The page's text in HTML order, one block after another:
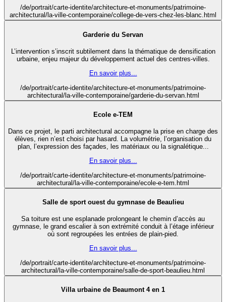
/de/portrait/carte-identite/architecture-et-monuments/patrimoine-
architectural/la-ville-contemporaine/college-de-vers-chez-les-blanc.html
Garderie du Servan
L’intervention s’inscrit subtilement dans la thématique de densification
urbaine, enjeu majeur du développement actuel des centres-villes.
En savoir plus...
/de/portrait/carte-identite/architecture-et-monuments/patrimoine-
architectural/la-ville-contemporaine/garderie-du-servan.html
Ecole e-TEM
Dans ce projet, le parti architectural accompagne la prise en charge des
élèves, rien n’est choisi par hasard. La volumétrie, l’organisation du
plan, l’expression des façades, les matériaux ou la signalétique...
En savoir plus...
/de/portrait/carte-identite/architecture-et-monuments/patrimoine-
architectural/la-ville-contemporaine/ecole-e-tem.html
Salle de sport ouest du gymnase de Beaulieu
Sa toiture est une esplanade prolongeant le chemin d’accès au
gymnase, le grand escalier à son extrémité conduit à l’étage inférieur
où sont regroupées les entrées de plain-pied.
En savoir plus...
/de/portrait/carte-identite/architecture-et-monuments/patrimoine-
architectural/la-ville-contemporaine/salle-de-sport-beaulieu.html
Villa urbaine de Beaumont 4 en 1